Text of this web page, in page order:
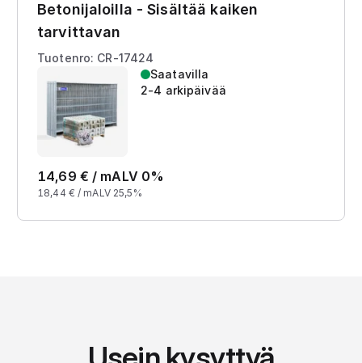
Betonijaloilla - Sisältää kaiken
tarvittavan
Tuotenro: CR-17424
Saatavilla
2-4 arkipäivää
14,69 € / mALV 0%
18,44 € / mALV 25,5%